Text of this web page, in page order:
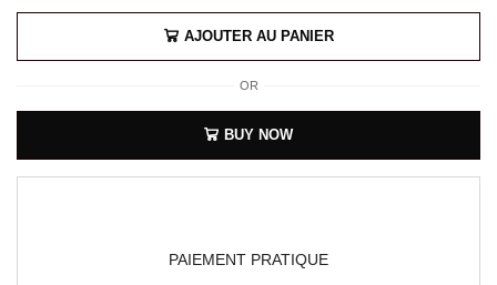
AJOUTER AU PANIER
OR
BUY NOW
PAIEMENT PRATIQUE